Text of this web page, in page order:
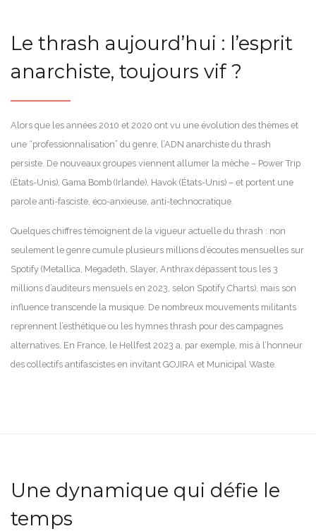
Le thrash aujourd’hui : l’esprit
anarchiste, toujours vif ?
Alors que les années 2010 et 2020 ont vu une évolution des thèmes et
une “professionnalisation” du genre, l’ADN anarchiste du thrash
persiste. De nouveaux groupes viennent allumer la mèche – Power Trip
(États-Unis), Gama Bomb (Irlande), Havok (États-Unis) – et portent une
parole anti-fasciste, éco-anxieuse, anti-technocratique.
Quelques chiffres témoignent de la vigueur actuelle du thrash : non
seulement le genre cumule plusieurs millions d’écoutes mensuelles sur
Spotify (Metallica, Megadeth, Slayer, Anthrax dépassent tous les 3
millions d’auditeurs mensuels en 2023, selon Spotify Charts), mais son
influence transcende la musique. De nombreux mouvements militants
reprennent l’esthétique ou les hymnes thrash pour des campagnes
alternatives. En France, le Hellfest 2023 a, par exemple, mis à l’honneur
des collectifs antifascistes en invitant GOJIRA et Municipal Waste.
Une dynamique qui défie le
temps